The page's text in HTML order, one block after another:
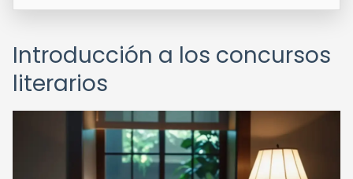
Introducción a los concursos
literarios